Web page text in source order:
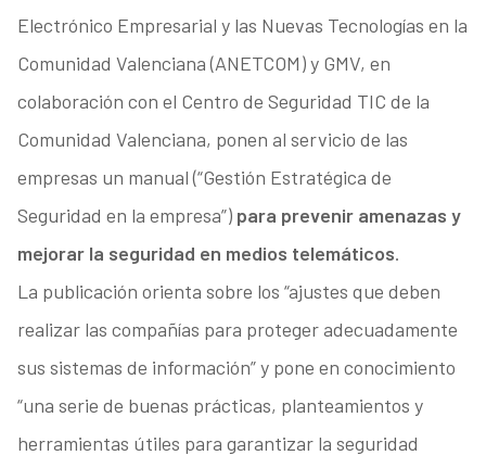
Electrónico Empresarial y las Nuevas Tecnologías en la
Comunidad Valenciana (ANETCOM) y GMV, en
colaboración con el Centro de Seguridad TIC de la
Comunidad Valenciana, ponen al servicio de las
empresas un manual (“Gestión Estratégica de
Seguridad en la empresa”) para prevenir amenazas y
mejorar la seguridad en medios telemáticos.
La publicación orienta sobre los “ajustes que deben
realizar las compañías para proteger adecuadamente
sus sistemas de información” y pone en conocimiento
“una serie de buenas prácticas, planteamientos y
herramientas útiles para garantizar la seguridad